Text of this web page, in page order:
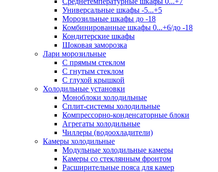
Универсальные шкафы -5...+5
Морозильные шкафы до -18
Комбинированные шкафы 0...+6/до -18
Кондитерские шкафы
Шоковая заморозка
Лари морозильные
С прямым стеклом
С гнутым стеклом
С глухой крышкой
Холодильные установки
Моноблоки холодильные
Сплит-системы холодильные
Компрессорно-конденсаторные блоки
Агрегаты холодильные
Чиллеры (водоохладители)
Камеры холодильные
Модульные холодильные камеры
Камеры со стеклянным фронтом
Расширительные пояса для камер